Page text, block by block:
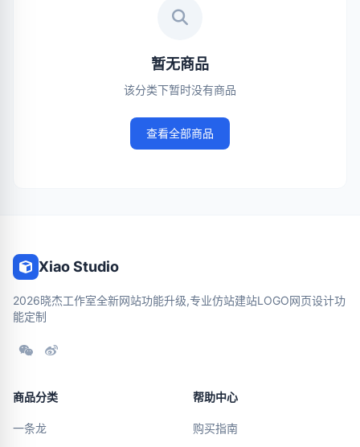
暂无商品
该分类下暂时没有商品
查看全部商品
Xiao Studio
2026晓杰工作室全新网站功能升级,专业仿站建站LOGO网页设计功
能定制
商品分类
一条龙
帮助中心
购买指南